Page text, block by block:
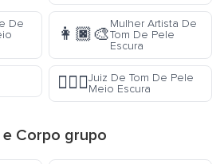
De
👩🏿‍🎨
Mulher Artista De
Tom De Pele
Escura
👨🏾‍⚖️Juiz De Tom De Pele
Meio Escura
Corpo grupo